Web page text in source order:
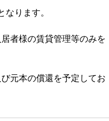
ります。
者様の賃貸管理等のみを
元本の償還を予定してお